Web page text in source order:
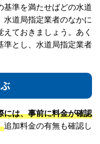
準を満たせばどの水道
道局指定業者のなかに
ておきましょう。あく
準とし、水道局指定業者
には、事前に料金が確認
追加料金の有無も確認し